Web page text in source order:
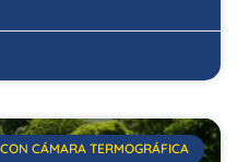
CÁMARA TERMOGRÁFICA